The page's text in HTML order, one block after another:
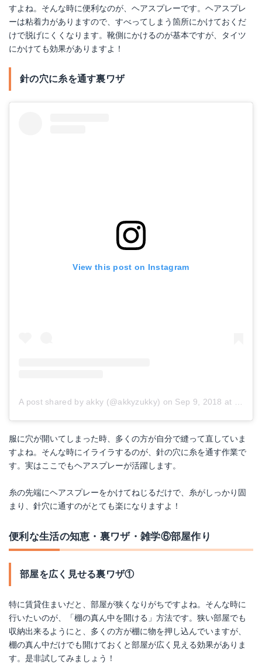
すよね。そんな時に便利なのが、ヘアスプレーです。ヘアスプレ
ーは粘着力がありますので、すべってしまう箇所にかけておくだ
けで脱げにくくなります。靴側にかけるのが基本ですが、タイツ
にかけても効果がありますよ！
針の穴に糸を通す裏ワザ
View this post on Instagram
A post shared by akky (@akkyzukky) on Sep 9, 2018 at 4:39am PDT
服に穴が開いてしまった時、多くの方が自分で縫って直していま
すよね。そんな時にイライラするのが、針の穴に糸を通す作業で
す。実はここでもヘアスプレーが活躍します。
糸の先端にヘアスプレーをかけてねじるだけで、糸がしっかり固
まり、針穴に通すのがとても楽になりますよ！
便利な生活の知恵・裏ワザ・雑学⑥部屋作り
部屋を広く見せる裏ワザ①
特に賃貸住まいだと、部屋が狭くなりがちですよね。そんな時に
行いたいのが、「棚の真ん中を開ける」方法です。狭い部屋でも
収納出来るようにと、多くの方が棚に物を押し込んでいますが、
棚の真ん中だけでも開けておくと部屋が広く見える効果がありま
す。是非試してみましょう！